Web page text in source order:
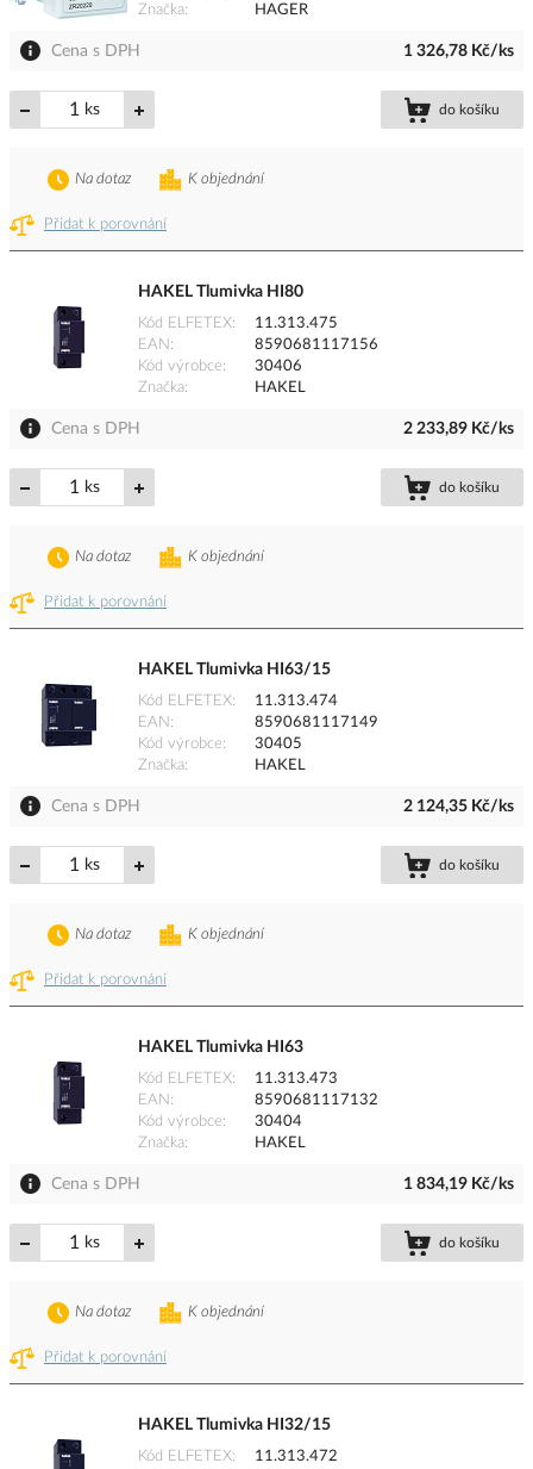
Značka
HAGER
Cena s DPH 1 326,78 Kč/ks
ks do košíku
Přidat k porovnání
K objednání
Na dotaz
HAKEL Tlumivka HI80
Kód ELFETEX
11.313.475
EAN
8590681117156
Kód výrobce
30406
Značka
HAKEL
Cena s DPH 2 233,89 Kč/ks
ks do košíku
Přidat k porovnání
K objednání
Na dotaz
HAKEL Tlumivka HI63/15
Kód ELFETEX
11.313.474
EAN
8590681117149
Kód výrobce
30405
Značka
HAKEL
Cena s DPH 2 124,35 Kč/ks
ks do košíku
Přidat k porovnání
K objednání
Na dotaz
HAKEL Tlumivka HI63
Kód ELFETEX
11.313.473
EAN
8590681117132
Kód výrobce
30404
Značka
HAKEL
Cena s DPH 1 834,19 Kč/ks
ks do košíku
Přidat k porovnání
K objednání
Na dotaz
HAKEL Tlumivka HI32/15
Kód ELFETEX 11.313.472